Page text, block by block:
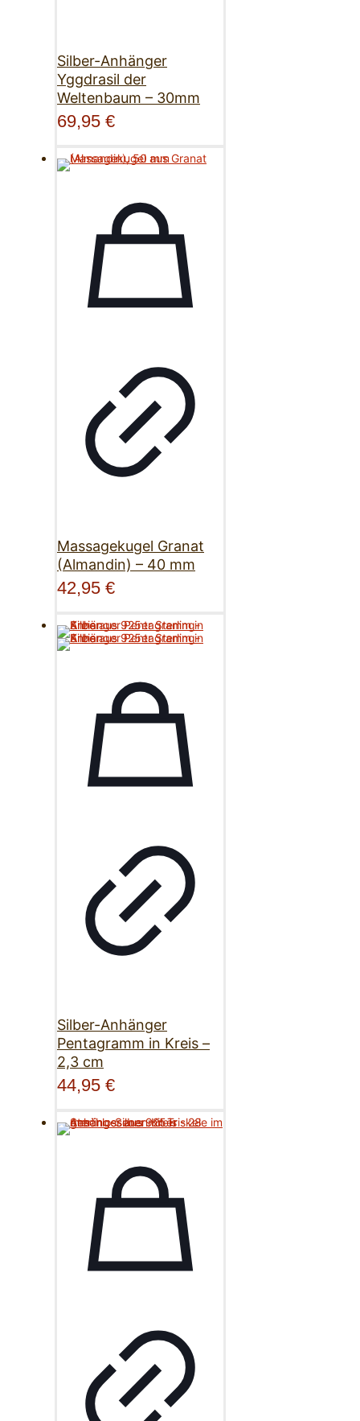
Silber-Anhänger
Yggdrasil der
Weltenbaum – 30mm
69,95 €
Massagekugel Granat
(Almandin) – 40 mm
42,95 €
Silber-Anhänger
Pentagramm in Kreis –
2,3 cm
44,95 €